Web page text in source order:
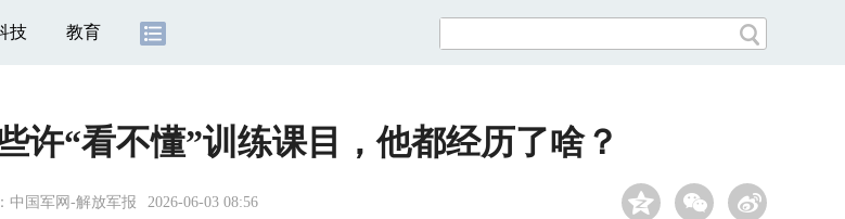
技 教育
许“看不懂”训练课目，他都经历了啥？
中国军网-解放军报 2026-06-03 08:56